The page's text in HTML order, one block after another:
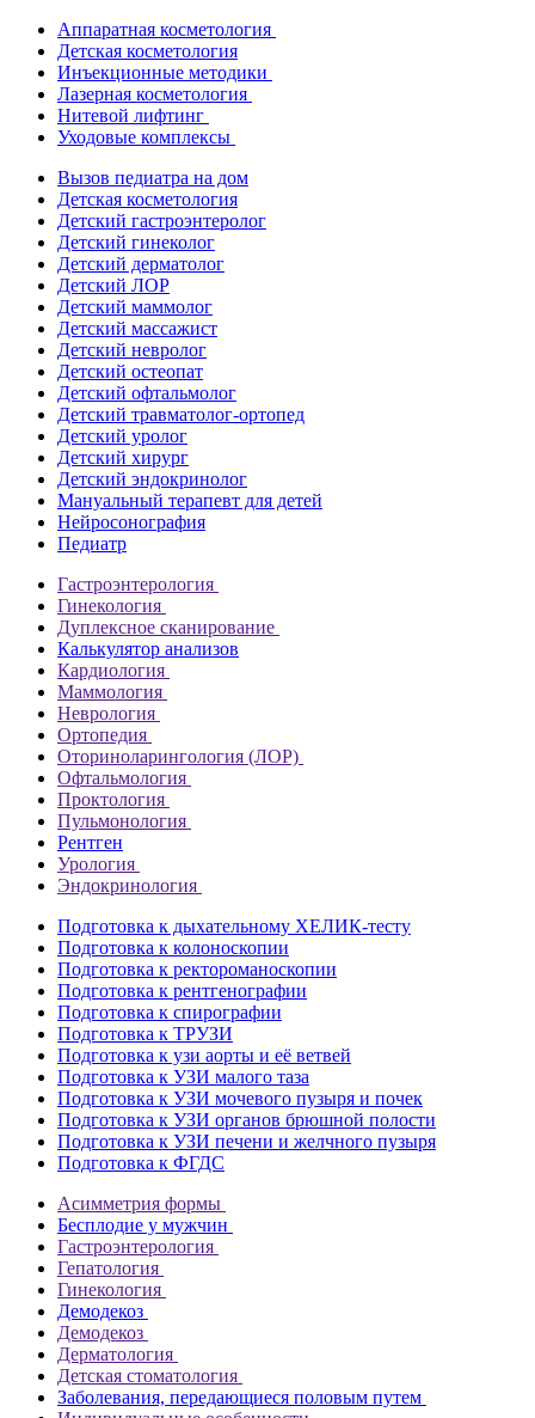
Аппаратная косметология
Детская косметология
Инъекционные методики
Лазерная косметология
Нитевой лифтинг
Уходовые комплексы
Вызов педиатра на дом
Детская косметология
Детский гастроэнтеролог
Детский гинеколог
Детский дерматолог
Детский ЛОР
Детский маммолог
Детский массажист
Детский невролог
Детский остеопат
Детский офтальмолог
Детский травматолог-ортопед
Детский уролог
Детский хирург
Детский эндокринолог
Мануальный терапевт для детей
Нейросонография
Педиатр
Гастроэнтерология
Гинекология
Дуплексное сканирование
Калькулятор анализов
Кардиология
Маммология
Неврология
Ортопедия
Оториноларингология (ЛОР)
Офтальмология
Проктология
Пульмонология
Рентген
Урология
Эндокринология
Подготовка к дыхательному ХЕЛИК-тесту
Подготовка к колоноскопии
Подготовка к ректороманоскопии
Подготовка к рентгенографии
Подготовка к спирографии
Подготовка к ТРУЗИ
Подготовка к узи аорты и её ветвей
Подготовка к УЗИ малого таза
Подготовка к УЗИ мочевого пузыря и почек
Подготовка к УЗИ органов брюшной полости
Подготовка к УЗИ печени и желчного пузыря
Подготовка к ФГДС
Асимметрия формы
Бесплодие у мужчин
Гастроэнтерология
Гепатология
Гинекология
Демодекоз
Демодекоз
Дерматология
Детская стоматология
Заболевания, передающиеся половым путем